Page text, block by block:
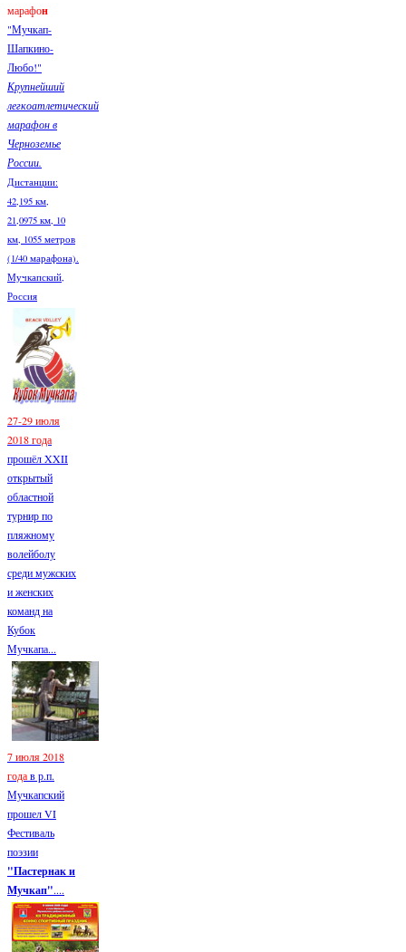
марафон
"Мучкап-
Шапкино-
Любо!"
Крупнейший
легкоатлетический
марафон в
Черноземье
России.
Дистанции:
42,195 км,
21,0975 км, 10
км, 1055 метров
(1/40 марафона).
Мучкапский,
Россия
27-29 июля
2018 года
прошёл XXII
открытый
областной
турнир по
пляжному
волейболу
среди мужских
и женских
команд на
Кубок
Мучкапа...
7 июля 2018
годав р.п.
Мучкапский
прошел VI
Фестиваль
поэзии
"Пастернак и
Мучкап"....